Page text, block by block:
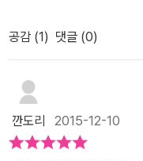
머 / 청태 묻은 흰 구름이
들고 남을 혼자 바라볼 뿐 /
린다, / 돌이 자라기를 / 내
한순의 시들을 읽으면 감
피는 지극한 시선이 엿보
정념은 있지만 신파는 없다
다. 그런 와중에 만난 한순
때>는 오래 전 한창 시에
주었다. 순수 시가 가진 힘
감동으로 다가오기 때문
을 많이 기대었다녹색의
바닥에 쏟아버리곤 했다그
공감 (1) 댓글 (0)
깐도리 2015-12-10